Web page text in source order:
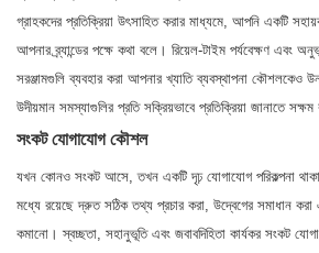
গ্রাহকদের প্রতিক্রিয়া উৎসাহিত করার মাধ্যমে, আপনি একটি
আপনার ব্র্যান্ডের পক্ষে কথা বলে। রিয়েল-টাইম পর্যবেক্ষণ এবং
সরঞ্জামগুলি ব্যবহার করা আপনার খ্যাতি ব্যবস্থাপনা কৌশলকেও
উদীয়মান সমস্যাগুলির প্রতি সক্রিয়ভাবে প্রতিক্রিয়া জানাতে সক্ষম
সংকট যোগাযোগ কৌশল
যখন কোনও সংকট আসে, তখন একটি দৃঢ় যোগাযোগ পরিকল্পনা
মধ্যে রয়েছে দ্রুত সঠিক তথ্য প্রচার করা, উদ্বেগের সমাধান করা
কমানো। স্বচ্ছতা, সহানুভূতি এবং জবাবদিহিতা কার্যকর সংকট